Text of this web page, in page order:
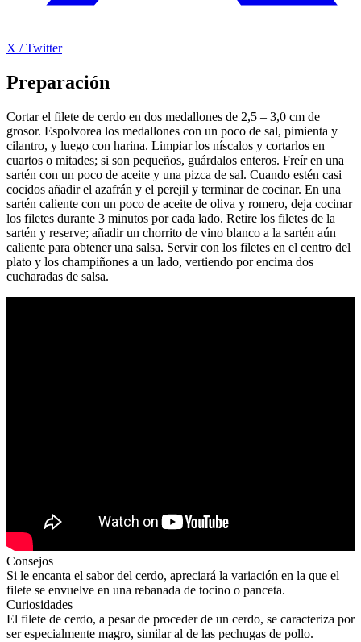
X / Twitter
Preparación
Cortar el filete de cerdo en dos medallones de 2,5 – 3,0 cm de
grosor. Espolvorea los medallones con un poco de sal, pimienta y
cilantro, y luego con harina. Limpiar los níscalos y cortarlos en
cuartos o mitades; si son pequeños, guárdalos enteros. Freír en una
sartén con un poco de aceite y una pizca de sal. Cuando estén casi
cocidos añadir el azafrán y el perejil y terminar de cocinar. En una
sartén caliente con un poco de aceite de oliva y romero, deja cocinar
los filetes durante 3 minutos por cada lado. Retire los filetes de la
sartén y reserve; añadir un chorrito de vino blanco a la sartén aún
caliente para obtener una salsa. Servir con los filetes en el centro del
plato y los champiñones a un lado, vertiendo por encima dos
cucharadas de salsa.
Consejos
Si le encanta el sabor del cerdo, apreciará la variación en la que el
filete se envuelve en una rebanada de tocino o panceta.
Curiosidades
El filete de cerdo, a pesar de proceder de un cerdo, se caracteriza por
ser especialmente magro, similar al de las pechugas de pollo.